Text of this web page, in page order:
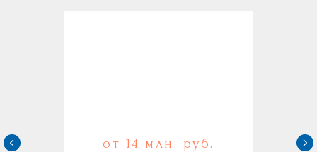
от 14 млн. руб.